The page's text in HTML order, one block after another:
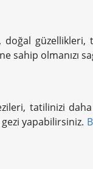
doğal
sahip olmanızı
tatilinizi
yapabilirsiniz.